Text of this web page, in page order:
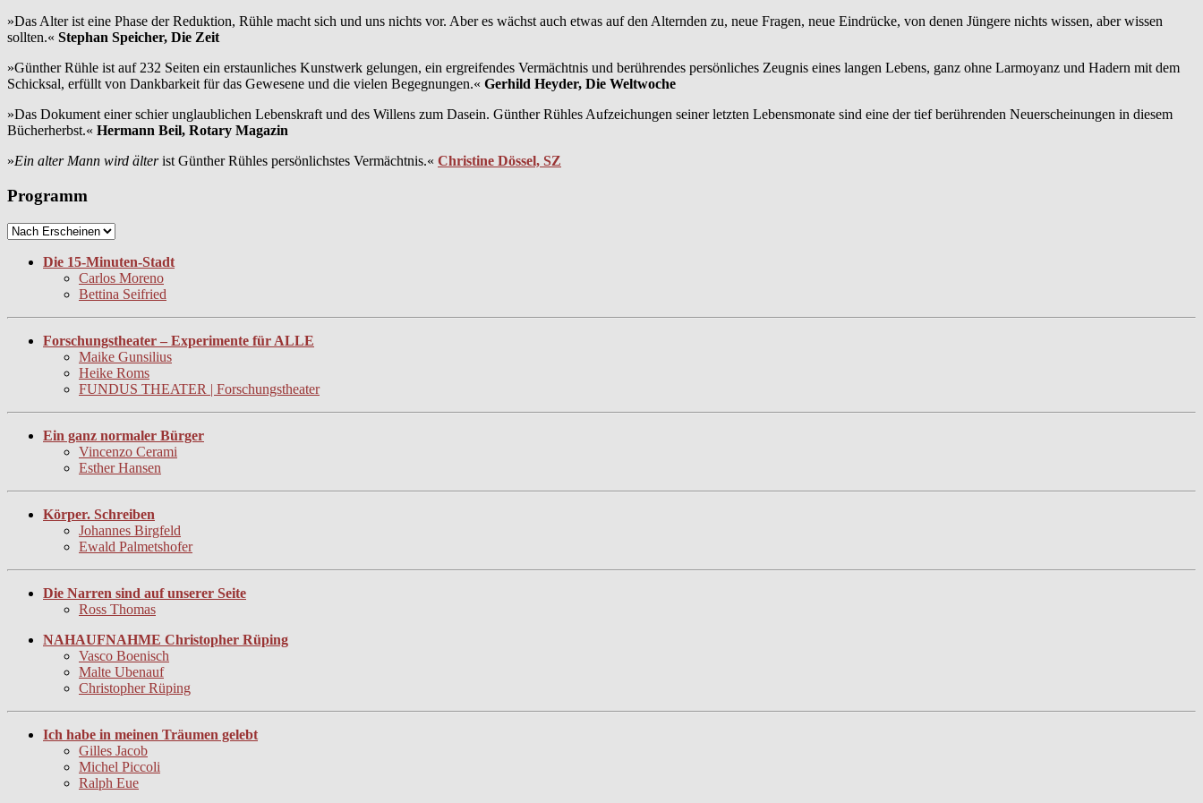
»Das Alter ist eine Phase der Reduktion, Rühle macht sich und uns nichts vor. Aber es wächst auch etwas auf den Alternden zu, neue Fragen, neue Eindrücke, von denen Jüngere nichts wissen, aber wissen
sollten.« Stephan Speicher, Die Zeit
»Günther Rühle ist auf 232 Seiten ein erstaunliches Kunstwerk gelungen, ein ergreifendes Vermächtnis und berührendes persönliches Zeugnis eines langen Lebens, ganz ohne Larmoyanz und Hadern mit dem
Schicksal, erfüllt von Dankbarkeit für das Gewesene und die vielen Begegnungen.« Gerhild Heyder, Die Weltwoche
»Das Dokument einer schier unglaublichen Lebenskraft und des Willens zum Dasein. Günther Rühles Aufzeichungen seiner letzten Lebensmonate sind eine der tief berührenden Neuerscheinungen in diesem
Bücherherbst.« Hermann Beil, Rotary Magazin
»Ein alter Mann wird älterist Günther Rühles persönlichstes Vermächtnis.« Christine Dössel, SZ
Programm
Die 15-Minuten-Stadt
Carlos Moreno
Bettina Seifried
Forschungstheater – Experimente für ALLE
Maike Gunsilius
Heike Roms
FUNDUS THEATER | Forschungstheater
Ein ganz normaler Bürger
Vincenzo Cerami
Esther Hansen
Körper. Schreiben
Johannes Birgfeld
Ewald Palmetshofer
Die Narren sind auf unserer Seite
Ross Thomas
NAHAUFNAHME Christopher Rüping
Vasco Boenisch
Malte Ubenauf
Christopher Rüping
Ich habe in meinen Träumen gelebt
Gilles Jacob
Michel Piccoli
Ralph Eue